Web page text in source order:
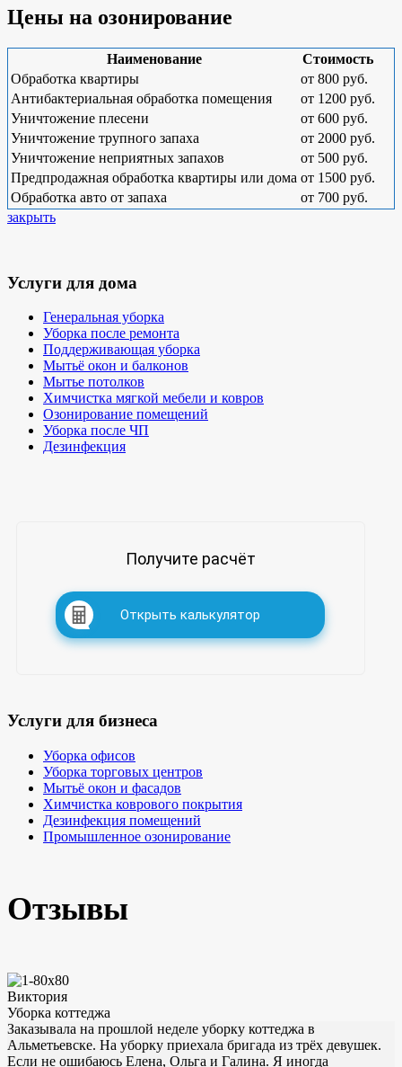
Цены на озонирование
Наименование
Стоимость
Обработка квартиры
от 800 руб.
Антибактериальная обработка помещения
от 1200 руб.
Уничтожение плесени
от 600 руб.
Уничтожение трупного запаха
от 2000 руб.
Уничтожение неприятных запахов
от 500 руб.
Предпродажная обработка квартиры или дома от 1500 руб.
Обработка авто от запаха
от 700 руб.
закрыть
Услуги для дома
Генеральная уборка
Уборка после ремонта
Поддерживающая уборка
Мытьё окон и балконов
Мытье потолков
Химчистка мягкой мебели и ковров
Озонирование помещений
Уборка после ЧП
Дезинфекция
Получите расчёт
Открыть калькулятор
Услуги для бизнеса
Уборка офисов
Уборка торговых центров
Мытьё окон и фасадов
Химчистка коврового покрытия
Дезинфекция помещений
Промышленное озонирование
Отзывы
Виктория
Уборка коттеджа
Заказывала на прошлой неделе уборку коттеджа в
Альметьевске. На уборку приехала бригада из трёх девушек.
Если не ошибаюсь Елена, Ольга и Галина. Я иногда